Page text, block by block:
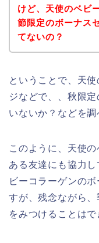
けど、天使のベビ
節限定のボーナス
てないの？
ということで、天
ジなどで、、秋限
いないか？などを調
このように、天使
ある友達にも協力
ビーコラーゲンの
すが、残念ながら
をみつけることはで